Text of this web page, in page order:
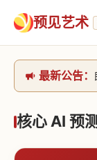
预见艺术
最新公告：
核心 AI 预